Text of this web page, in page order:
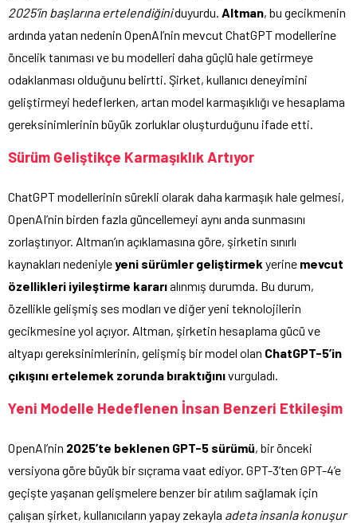
2025’in başlarına ertelendiğiniduyurdu. Altman, bu gecikmenin
ardında yatan nedenin OpenAI’nin mevcut ChatGPT modellerine
öncelik tanıması ve bu modelleri daha güçlü hale getirmeye
odaklanması olduğunu belirtti. Şirket, kullanıcı deneyimini
geliştirmeyi hedeflerken, artan model karmaşıklığı ve hesaplama
gereksinimlerinin büyük zorluklar oluşturduğunu ifade etti.
Sürüm Geliştikçe Karmaşıklık Artıyor
ChatGPT modellerinin sürekli olarak daha karmaşık hale gelmesi,
OpenAI’nin birden fazla güncellemeyi aynı anda sunmasını
zorlaştırıyor. Altman’ın açıklamasına göre, şirketin sınırlı
kaynakları nedeniyleyeni sürümler geliştirmek yerine mevcut
özellikleri iyileştirme kararıalınmış durumda. Bu durum,
özellikle gelişmiş ses modları ve diğer yeni teknolojilerin
gecikmesine yol açıyor. Altman, şirketin hesaplama gücü ve
altyapı gereksinimlerinin, gelişmiş bir model olan ChatGPT-5’in
çıkışını ertelemek zorunda bıraktığınıvurguladı.
Yeni Modelle Hedeflenen İnsan Benzeri Etkileşim
OpenAI’nin 2025’te beklenen GPT-5 sürümü, bir önceki
versiyona göre büyük bir sıçrama vaat ediyor. GPT-3’ten GPT-4’e
geçişte yaşanan gelişmelere benzer bir atılım sağlamak için
çalışan şirket, kullanıcıların yapay zekayla adeta insanla konuşur